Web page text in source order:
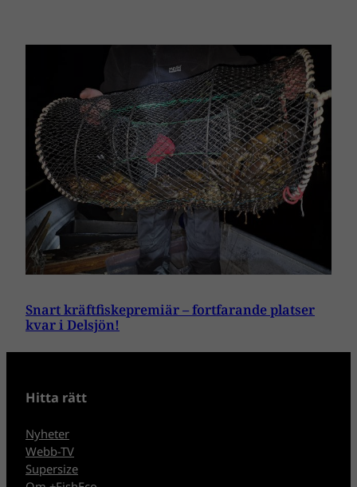
Snart kräftfiskepremiär – fortfarande platser
kvar i Delsjön!
Hitta rätt
Nyheter
Webb-TV
Supersize